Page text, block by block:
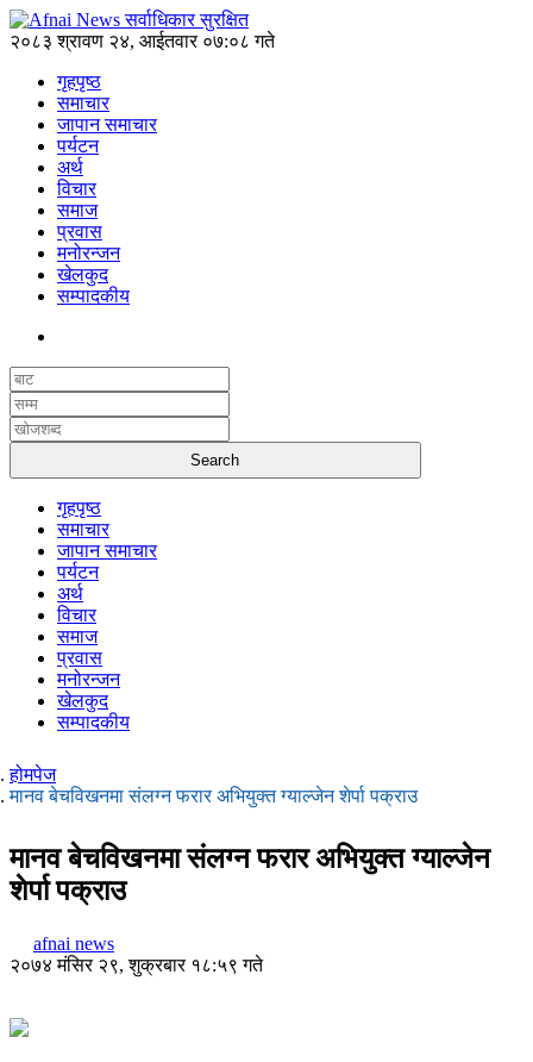
२०८३ श्रावण २४, आईतवार ०७:०८ गते
गृहपृष्ठ
समाचार
जापान समाचार
पर्यटन
अर्थ
विचार
समाज
प्रवास
मनोरन्जन
खेलकुद
सम्पादकीय
गृहपृष्ठ
समाचार
जापान समाचार
पर्यटन
अर्थ
विचार
समाज
प्रवास
मनोरन्जन
खेलकुद
सम्पादकीय
होमपेज
मानव बेचविखनमा संलग्न फरार अभियुक्त ग्याल्जेन शेर्पा पक्राउ
मानव बेचविखनमा संलग्न फरार अभियुक्त ग्याल्जेन
शेर्पा पक्राउ
afnai news
२०७४ मंसिर २९, शुक्रबार १८:५९ गते